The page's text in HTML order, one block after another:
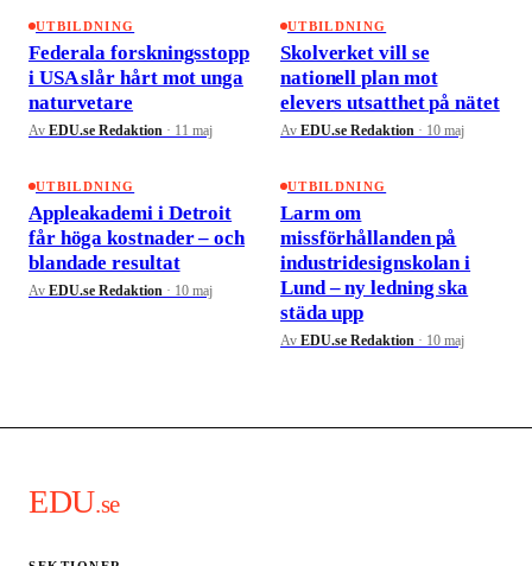
UTBILDNING
Federala forskningsstopp
i USA slår hårt mot unga
naturvetare
Av EDU.se Redaktion · 11 maj
UTBILDNING
Skolverket vill se
nationell plan mot
elevers utsatthet på nätet
Av EDU.se Redaktion · 10 maj
UTBILDNING
Appleakademi i Detroit
får höga kostnader – och
blandade resultat
Av EDU.se Redaktion · 10 maj
UTBILDNING
Larm om
missförhållanden på
industridesignskolan i
Lund – ny ledning ska
städa upp
Av EDU.se Redaktion · 10 maj
EDU.se